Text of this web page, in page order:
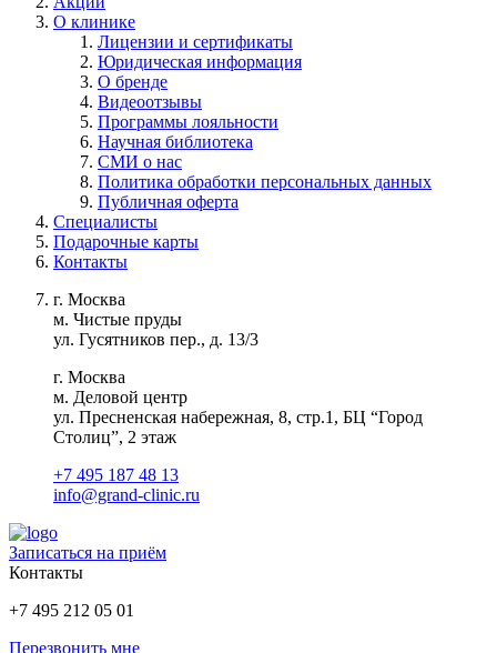
О клинике
Лицензии и сертификаты
Юридическая информация
О бренде
Видеоотзывы
Программы лояльности
Научная библиотека
СМИ о нас
Политика обработки персональных данных
Публичная оферта
Специалисты
Подарочные карты
Контакты
г. Москва
м. Чистые пруды
ул. Гусятников пер., д. 13/3
г. Москва
м. Деловой центр
ул. Пресненская набережная, 8, стр.1, БЦ “Город
Столиц”, 2 этаж
+7 495 187 48 13
info@grand-clinic.ru
Записаться на приём
Контакты
+7 495 212 05 01
Перезвонить мне